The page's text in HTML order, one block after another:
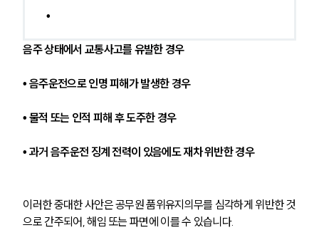
•
음주 상태에서 교통사고를 유발한 경우
• 음주운전으로 인명 피해가 발생한 경우
• 물적 또는 인적 피해 후 도주한 경우
• 과거 음주운전 징계 전력이 있음에도 재차 위반한 경우
이러한 중대한 사안은 공무원 품위유지의무를 심각하게 위반한 것
으로 간주되어, 해임 또는 파면에 이를 수 있습니다.